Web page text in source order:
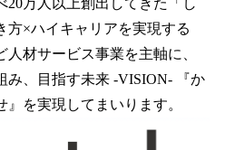
方×ハイキャリアを実現する
人材サービス事業を主軸に、
み、目指す未来 -VISION- 『か
を実現してまいります。